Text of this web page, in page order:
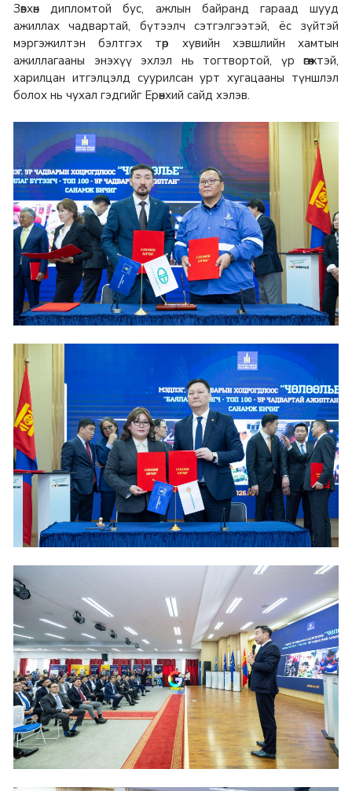
Зөвхөн дипломтой бус, ажлын байранд гараад шууд
ажиллах чадвартай, бүтээлч сэтгэлгээтэй, ёс зүйтэй
мэргэжилтэн бэлтгэх төр хувийн хэвшлийн хамтын
ажиллагааны энэхүү эхлэл нь тогтвортой, үр өгөөжтэй,
харилцан итгэлцэлд суурилсан урт хугацааны түншлэл
болох нь чухал гэдгийг Ерөнхий сайд хэлэв.